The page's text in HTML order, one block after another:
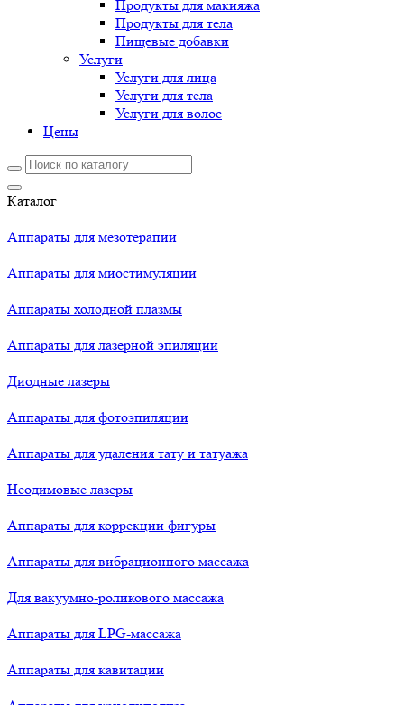
Продукты для макияжа
Продукты для тела
Пищевые добавки
Услуги
Услуги для лица
Услуги для тела
Услуги для волос
Цены
Каталог
Аппараты для мезотерапии
Аппараты для миостимуляции
Аппараты холодной плазмы
Аппараты для лазерной эпиляции
Диодные лазеры
Аппараты для фотоэпиляции
Аппараты для удаления тату и татуажа
Неодимовые лазеры
Аппараты для коррекции фигуры
Аппараты для вибрационного массажа
Для вакуумно-роликового массажа
Аппараты для LPG-массажа
Аппараты для кавитации